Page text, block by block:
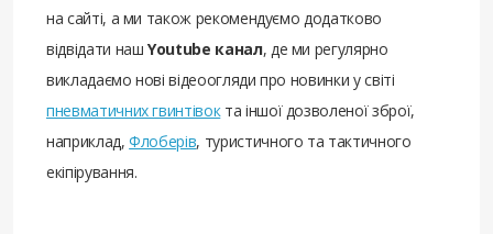
на сайті, а ми також рекомендуємо додатково
відвідати нашYoutube канал, де ми регулярно
викладаємо нові відеоогляди про новинки у світі
пневматичних гвинтівокта іншої дозволеної зброї,
наприклад,Флоберів, туристичного та тактичного
екіпірування.